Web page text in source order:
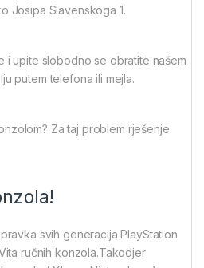
Josipa Slavenskoga 1.
i upite slobodno se obratite našem
putem telefona ili mejla.
Za taj problem rješenje
svih generacija PlayStation
ručnih konzola.Takodjer